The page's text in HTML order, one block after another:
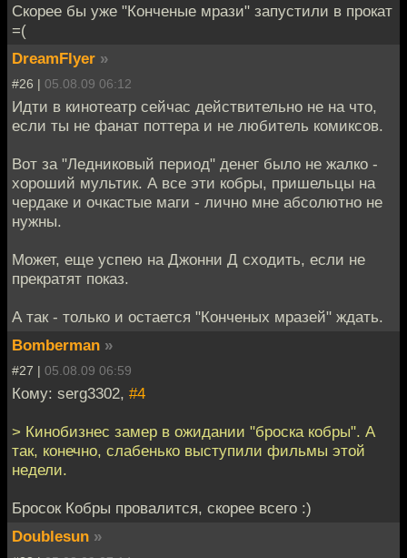
Скорее бы уже "Конченые мрази" запустили в прокат
=(
DreamFlyer »
#26 | 05.08.09 06:12
Идти в кинотеатр сейчас действительно не на что,
если ты не фанат поттера и не любитель комиксов.
Вот за "Ледниковый период" денег было не жалко -
хороший мультик. А все эти кобры, пришельцы на
чердаке и очкастые маги - лично мне абсолютно не
нужны.
Может, еще успею на Джонни Д сходить, если не
прекратят показ.
А так - только и остается "Конченых мразей" ждать.
Bomberman »
#27 | 05.08.09 06:59
Кому: serg3302, #4
> Кинобизнес замер в ожидании "броска кобры". А
так, конечно, слабенько выступили фильмы этой
недели.
Бросок Кобры провалится, скорее всего :)
Doublesun »